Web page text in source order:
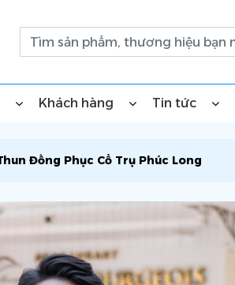
Khách hàng Tin tức
Đồng Phục Cổ Trụ Phúc Long